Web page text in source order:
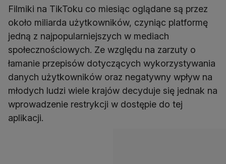
Filmiki na TikToku co miesiąc oglądane są przez
około miliarda użytkowników, czyniąc platformę
jedną z najpopularniejszych w mediach
społecznościowych. Ze względu na zarzuty o
łamanie przepisów dotyczących wykorzystywania
danych użytkowników oraz negatywny wpływ na
młodych ludzi wiele krajów decyduje się jednak na
wprowadzenie restrykcji w dostępie do tej
aplikacji.